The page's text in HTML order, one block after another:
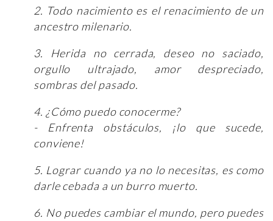
2. Todo nacimiento es el renacimiento de un
ancestro milenario.
3. Herida no cerrada, deseo no saciado,
orgullo ultrajado, amor despreciado,
sombras del pasado.
4. ¿Cómo puedo conocerme?
- Enfrenta obstáculos, ¡lo que sucede,
conviene!
5. Lograr cuando ya no lo necesitas, es como
darle cebada a un burro muerto.
6. No puedes cambiar el mundo, pero puedes